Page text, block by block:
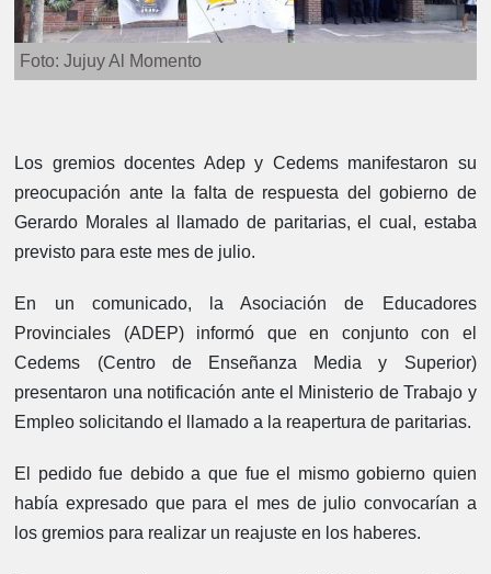
Foto: Jujuy Al Momento
Los gremios docentes Adep y Cedems manifestaron su
preocupación ante la falta de respuesta del gobierno de
Gerardo Morales al llamado de paritarias, el cual, estaba
previsto para este mes de julio.
En un comunicado, la Asociación de Educadores
Provinciales (ADEP) informó que en conjunto con el
Cedems (Centro de Enseñanza Media y Superior)
presentaron una notificación ante el Ministerio de Trabajo y
Empleo solicitando el llamado a la reapertura de paritarias.
El pedido fue debido a que fue el mismo gobierno quien
había expresado que para el mes de julio convocarían a
los gremios para realizar un reajuste en los haberes.